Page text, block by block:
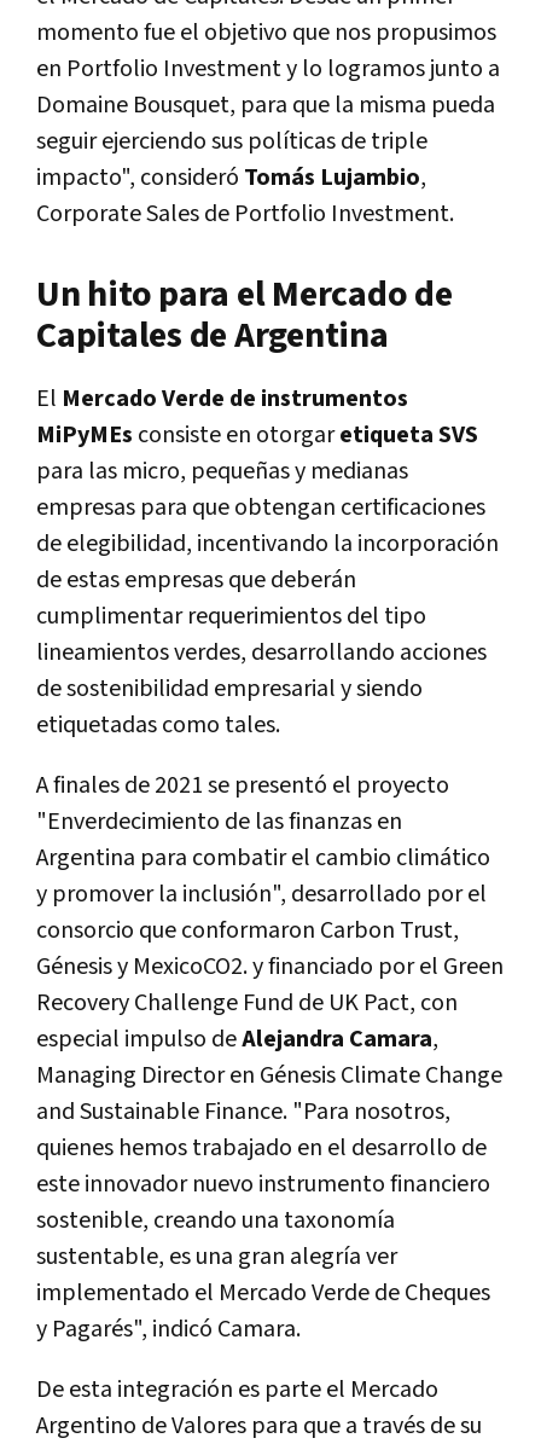
momento fue el objetivo que nos propusimos
en Portfolio Investment y lo logramos junto a
Domaine Bousquet, para que la misma pueda
seguir ejerciendo sus políticas de triple
impacto", consideró Tomás Lujambio,
Corporate Sales de Portfolio Investment.
Un hito para el Mercado de
Capitales de Argentina
El Mercado Verde de instrumentos
MiPyMEs consiste en otorgaretiqueta SVS
para las micro, pequeñas y medianas
empresas para que obtengan certificaciones
de elegibilidad, incentivando la incorporación
de estas empresas que deberán
cumplimentar requerimientos del tipo
lineamientos verdes, desarrollando acciones
de sostenibilidad empresarial y siendo
etiquetadas como tales.
A finales de 2021 se presentó el proyecto
"Enverdecimiento de las finanzas en
Argentina para combatir el cambio climático
y promover la inclusión", desarrollado por el
consorcio que conformaron Carbon Trust,
Génesis y MexicoCO2. y financiado por el Green
Recovery Challenge Fund de UK Pact, con
especial impulso deAlejandra Camara,
Managing Director en Génesis Climate Change
and Sustainable Finance. "Para nosotros,
quienes hemos trabajado en el desarrollo de
este innovador nuevo instrumento financiero
sostenible, creando una taxonomía
sustentable, es una gran alegría ver
implementado el Mercado Verde de Cheques
y Pagarés", indicó Camara.
De esta integración es parte el Mercado
Argentino de Valores para que a través de su